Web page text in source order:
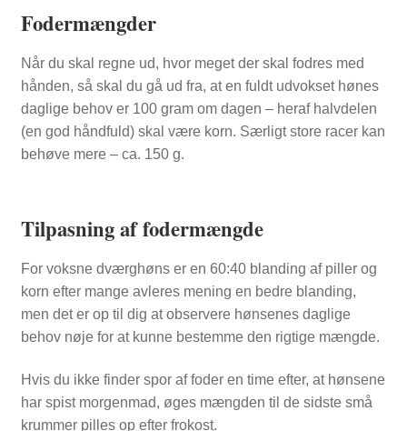
Fodermængder
Når du skal regne ud, hvor meget der skal fodres med
hånden, så skal du gå ud fra, at en fuldt udvokset hønes
daglige behov er 100 gram om dagen – heraf halvdelen
(en god håndfuld) skal være korn. Særligt store racer kan
behøve mere – ca. 150 g.
Tilpasning af fodermængde
For voksne dværghøns er en 60:40 blanding af piller og
korn efter mange avleres mening en bedre blanding,
men det er op til dig at observere hønsenes daglige
behov nøje for at kunne bestemme den rigtige mængde.
Hvis du ikke finder spor af foder en time efter, at hønsene
har spist morgenmad, øges mængden til de sidste små
krummer pilles op efter frokost.